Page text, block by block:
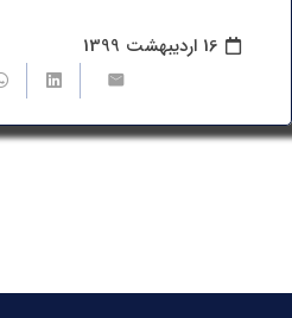
16 اردیبهشت 1399